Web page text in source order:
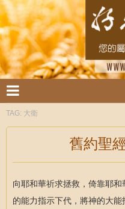
TAG: 大衛
舊約聖
向耶和華祈求拯救，倚靠耶
的能力指示下代，將神的大能